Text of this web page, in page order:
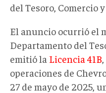
del Tesoro, Comercio
El anuncio ocurrió el
Departamento del
emitió la Licencia 41B
operaciones de
27 de mayo de 2025,